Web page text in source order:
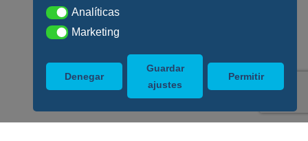
AnalíticasAnalíticas
MarketingMarketing
Denegar
Guardar
ajustes
Permitir